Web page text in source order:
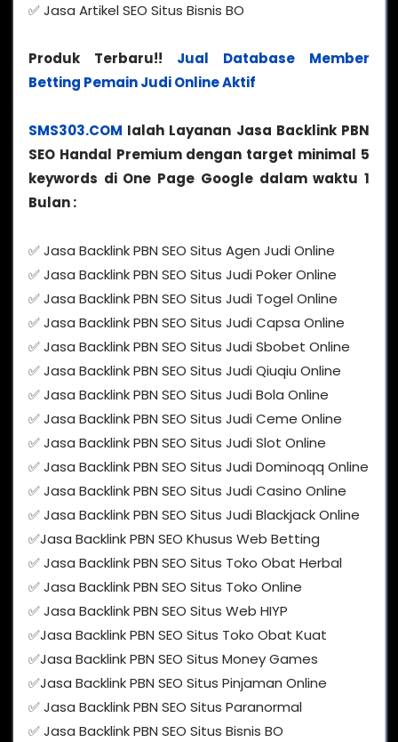
✅ Jasa Artikel SEO Situs Bisnis BO
Produk Terbaru!! Jual Database Member
Betting Pemain Judi Online Aktif
SMS303.COM Ialah Layanan Jasa Backlink PBN
SEO Handal Premium dengan target minimal 5
keywords di One Page Google dalam waktu 1
Bulan :
✅ Jasa Backlink PBN SEO Situs Agen Judi Online
✅ Jasa Backlink PBN SEO Situs Judi Poker Online
✅ Jasa Backlink PBN SEO Situs Judi Togel Online
✅ Jasa Backlink PBN SEO Situs Judi Capsa Online
✅ Jasa Backlink PBN SEO Situs Judi Sbobet Online
✅ Jasa Backlink PBN SEO Situs Judi Qiuqiu Online
✅ Jasa Backlink PBN SEO Situs Judi Bola Online
✅ Jasa Backlink PBN SEO Situs Judi Ceme Online
✅ Jasa Backlink PBN SEO Situs Judi Slot Online
✅ Jasa Backlink PBN SEO Situs Judi Dominoqq Online
✅ Jasa Backlink PBN SEO Situs Judi Casino Online
✅ Jasa Backlink PBN SEO Situs Judi Blackjack Online
✅Jasa Backlink PBN SEO Khusus Web Betting
✅ Jasa Backlink PBN SEO Situs Toko Obat Herbal
✅ Jasa Backlink PBN SEO Situs Toko Online
✅ Jasa Backlink PBN SEO Situs Web HIYP
✅Jasa Backlink PBN SEO Situs Toko Obat Kuat
✅Jasa Backlink PBN SEO Situs Money Games
✅Jasa Backlink PBN SEO Situs Pinjaman Online
✅ Jasa Backlink PBN SEO Situs Paranormal
✅ Jasa Backlink PBN SEO Situs Bisnis BO